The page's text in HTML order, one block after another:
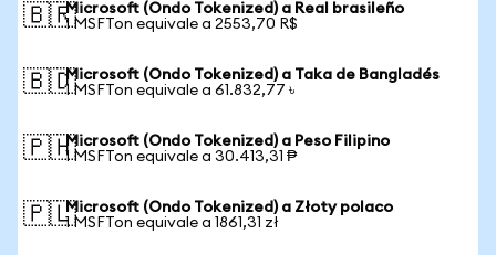
🇧🇷Microsoft (Ondo Tokenized) a Real brasileño
1 MSFTon equivale a 2553,70 R$
🇧🇩Microsoft (Ondo Tokenized) a Taka de Bangladés
1 MSFTon equivale a 61.832,77 ৳
🇵🇭Microsoft (Ondo Tokenized) a Peso Filipino
1 MSFTon equivale a 30.413,31 ₱
🇵🇱Microsoft (Ondo Tokenized) a Złoty polaco
1 MSFTon equivale a 1861,31 zł